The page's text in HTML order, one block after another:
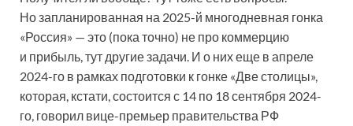
Но запланированная на 2025-й многодневная гонка
«Россия» — это (пока точно) не про коммерцию
и прибыль, тут другие задачи. И о них еще в апреле
2024-го в рамках подготовки к гонке «Две столицы»,
которая, кстати, состоится с 14 по 18 сентября 2024-
го, говорил вице-премьер правительства РФ